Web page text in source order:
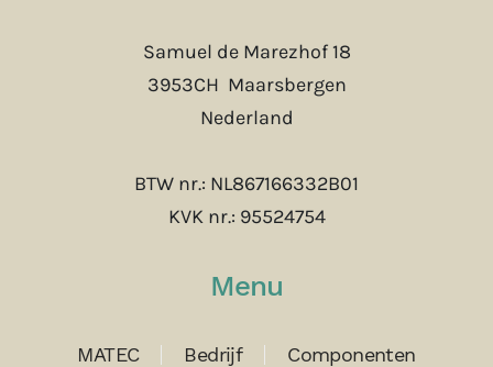
Menu
MATEC Bedrijf Componenten
Samuel de Marezhof 18
3953CH Maarsbergen
Nederland
BTW nr.: NL867166332B01
KVK nr.: 95524754